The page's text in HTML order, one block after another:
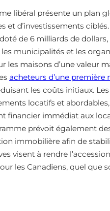
libéral présente un plan
d’investissements
de 6 milliards de
municipalités et les
les maisons d’une valeur
acheteurs d’une première
les coûts initiaux.
locatifs et abordables,
financier immédiat aux
prévoit également
immobilière afin de
visent à rendre
les Canadiens, quel que